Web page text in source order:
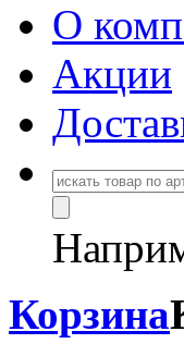
О
Акции
Корзина